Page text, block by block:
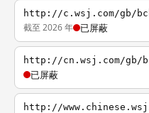
http://c.wsj.com/gb/
截至 2026 年 已屏蔽
http://cn.wsj.com/gb/
已屏蔽
http://